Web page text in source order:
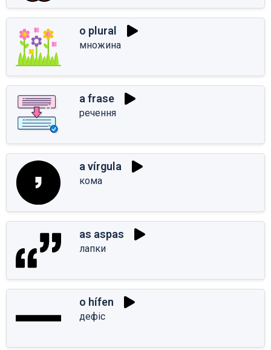
o plural
множина
a frase
речення
a vírgula
кома
as aspas
лапки
o hífen
дефіс